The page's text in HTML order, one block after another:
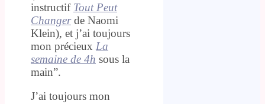
instructif Tout Peut
Changerde Naomi
Klein), et j’ai toujours
mon précieux La
semaine de 4h sous la
main”.
J’ai toujours mon